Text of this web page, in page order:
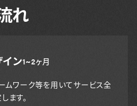
れ
ン1~2ヶ月
ムワーク等を用いてサービス全
ます。